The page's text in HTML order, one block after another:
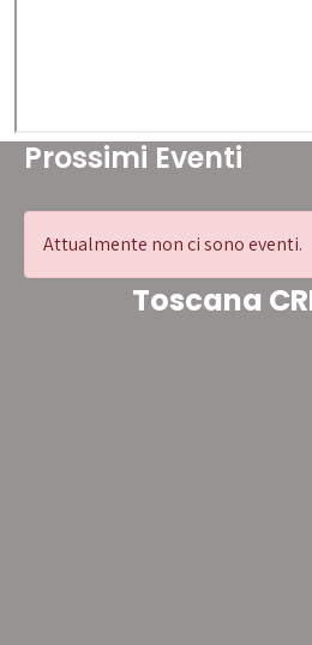
Prossimi Eventi
Attualmente non ci sono eventi.
Toscana